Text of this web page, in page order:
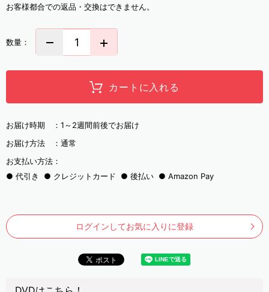
お客様都合での返品・交換はできません。
数量：
カートに入れる
お届け時期 ： 1～2週間前後でお届け
お届け方法 ： 通常
お支払い方法：
代引き
クレジットカード 後払い Amazon Pay
ログインしてお気に入りに登録